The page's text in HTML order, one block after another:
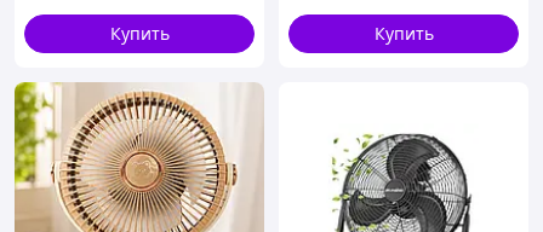
Купить
Купить